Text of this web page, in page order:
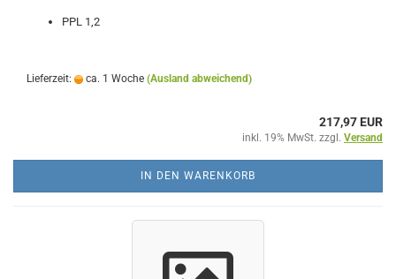
PPL 1,2
Lieferzeit: ca. 1 Woche (Ausland abweichend)
217,97 EUR
inkl. 19% MwSt. zzgl. Versand
IN DEN WARENKORB